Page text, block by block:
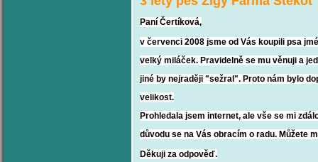
Paní Čertíková,
v červenci 2008 jsme od Vás koupili psa
velký miláček. Pravidelně se mu věnuji a
jiné by nejraději "sežral". Proto nám bylo
velikost.
Prohledala jsem internet, ale vše se mi
důvodu se na Vás obracím o radu. Můžete
Děkuji za odpověď.